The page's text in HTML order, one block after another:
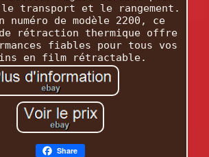
transport et le rangement.
numéro de modèle 2200, ce
rétraction thermique offre
fiables pour tous vos
en film rétractable.
Share